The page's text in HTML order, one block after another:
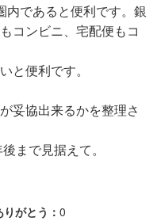
内であると便利です。銀
コンビニ、宅配便もコ
と便利です。
妥協出来るかを整理さ
まで見据えて。
りがとう： 0